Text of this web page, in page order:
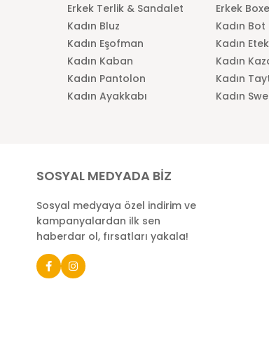
Erkek Terlik & Sandalet
Erkek
Kadın Bluz
Kadın Bot
Kadın Eşofman
Kadın Etek
Kadın Kaban
Kadın
Kadın Pantolon
Kadın
Kadın Ayakkabı
Kadın
SOSYAL MEDYADA BİZ
Sosyal medyaya özel indirim ve
kampanyalardan ilk sen
haberdar ol, fırsatları yakala!